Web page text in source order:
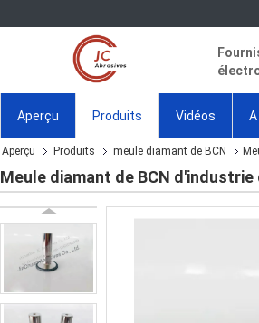
Aperçu Produits Vidéos
Aperçu Produits meule diamant de BCN
Meule diamant de BCN